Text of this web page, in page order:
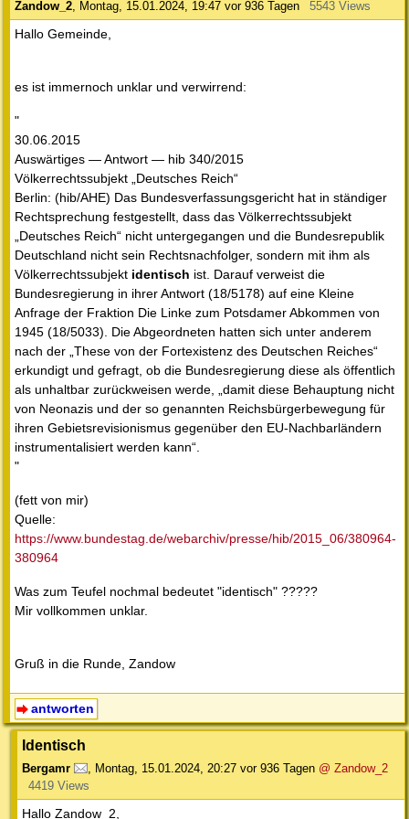
Zandow_2, Montag, 15.01.2024, 19:47 vor 936 Tagen 5543 Views
Hallo Gemeinde,
es ist immernoch unklar und verwirrend:
"
30.06.2015
Auswärtiges — Antwort — hib 340/2015
Völkerrechtssubjekt „Deutsches Reich“
Berlin: (hib/AHE) Das Bundesverfassungsgericht hat in ständiger
Rechtsprechung festgestellt, dass das Völkerrechtssubjekt
„Deutsches Reich“ nicht untergegangen und die Bundesrepublik
Deutschland nicht sein Rechtsnachfolger, sondern mit ihm als
Völkerrechtssubjekt identisch ist. Darauf verweist die
Bundesregierung in ihrer Antwort (18/5178) auf eine Kleine
Anfrage der Fraktion Die Linke zum Potsdamer Abkommen von
1945 (18/5033). Die Abgeordneten hatten sich unter anderem
nach der „These von der Fortexistenz des Deutschen Reiches“
erkundigt und gefragt, ob die Bundesregierung diese als öffentlich
als unhaltbar zurückweisen werde, „damit diese Behauptung nicht
von Neonazis und der so genannten Reichsbürgerbewegung für
ihren Gebietsrevisionismus gegenüber den EU-Nachbarländern
instrumentalisiert werden kann“.
"
(fett von mir)
Quelle:
https://www.bundestag.de/webarchiv/presse/hib/2015_06/380964-
380964
Was zum Teufel nochmal bedeutet "identisch" ?????
Mir vollkommen unklar.
Gruß in die Runde, Zandow
antworten
Identisch
Bergamr , Montag, 15.01.2024, 20:27 vor 936 Tagen @ Zandow_2
4419 Views
Hallo Zandow_2,